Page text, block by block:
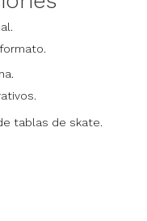
tablas de skate.